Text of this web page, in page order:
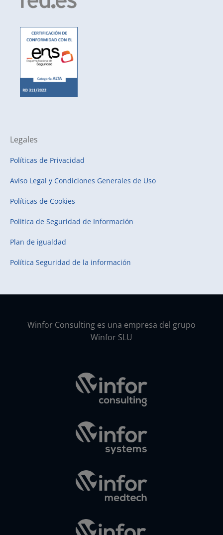
Legales
Políticas de Privacidad
Aviso Legal y Condiciones Generales de Uso
Políticas de Cookies
Politica de Seguridad de Información
Plan de igualdad
Política Seguridad de la información
Winfor Consulting es una empresa del grupo
Winfor SLU